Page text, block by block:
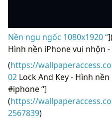
Nền ngu ngốc 1080x1920 “
Hình nền iPhone vui nhộn
(https://
02 Lock And Key - Hình
#iphone “]
(https://
2567839)